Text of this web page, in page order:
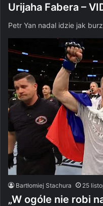
Urijaha Fabera –
Petr Yan nadal idzie jak
Bartłomiej Stachura 25
„W ogóle nie robi